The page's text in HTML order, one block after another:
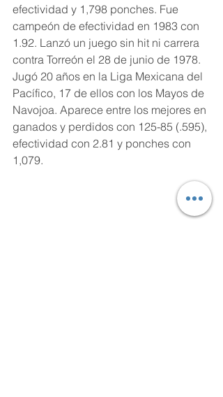
efectividad y 1,798 ponches. Fue
campeón de efectividad en 1983 con
1.92. Lanzó un juego sin hit ni carrera
contra Torreón el 28 de junio de 1978.
Jugó 20 años en la Liga Mexicana del
Pacífico, 17 de ellos con los Mayos de
Navojoa. Aparece entre los mejores en
ganados y perdidos con 125-85 (.595),
efectividad con 2.81 y ponches con
1,079.